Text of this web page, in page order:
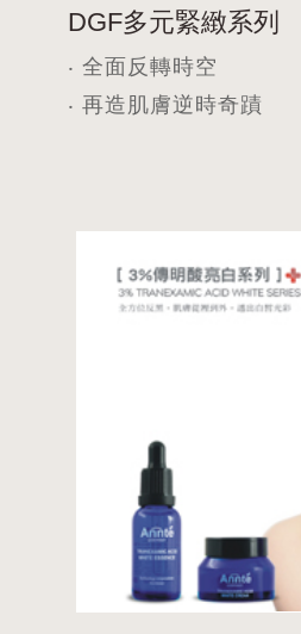
DGF多元緊緻系列
‧ 全面反轉時空
‧ 再造肌膚逆時奇蹟